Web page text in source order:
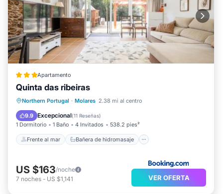
Apartamento
Quinta das ribeiras
Northern Portugal · Molares 2.38 mi al centro
9.9 Excepcional(11 Reseñas)
1 Dormitorio 1 Baño 4 Invitados 538.2 pies²
Frente al mar Bañera de hidromasaje
Frente al mar
Bañera de hidromasaje
Aparcamiento
US $163/noche
7 noches - US $1,141 VER OFERTA